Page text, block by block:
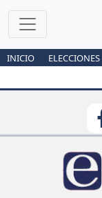
INICIO ELECCIONES